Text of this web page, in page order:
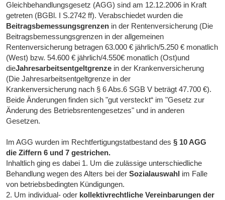
Gleichbehandlungsgesetz (AGG) sind am 12.12.2006 in Kraft
getreten (BGBl. I S.2742 ff). Verabschiedet wurden die
Beitragsbemessungsgrenzen in der Rentenversicherung (Die
Beitragsbemessungsgrenzen in der allgemeinen
Rentenversicherung betragen 63.000 € jährlich/5.250 € monatlich
(West) bzw. 54.600 € jährlich/4.550€ monatlich (Ost)und
dieJahresarbeitsentgeltgrenze in der Krankenversicherung
(Die Jahresarbeitsentgeltgrenze in der
Krankenversicherung nach § 6 Abs.6 SGB V beträgt 47.700 €).
Beide Änderungen finden sich "gut versteckt“ im "Gesetz zur
Änderung des Betriebsrentengesetzes" und in anderen
Gesetzen.
Im AGG wurden im Rechtfertigungstatbestand des§ 10 AGG
die Ziffern 6 und 7 gestrichen.
Inhaltlich ging es dabei 1. Um die zulässige unterschiedliche
Behandlung wegen des Alters bei derSozialauswahl im Falle
von betriebsbedingten Kündigungen.
2. Um individual- oder kollektivrechtliche Vereinbarungen der